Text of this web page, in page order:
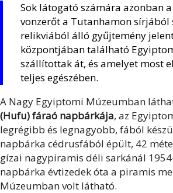
Sok látogató számára azonban
vonzerőt a Tutanhamon sírjából
relikviából álló gyűjtemény
központjában található
szállítottak át, és amelyet most
teljes egészében.
A Nagy Egyiptomi Múzeumban
(Hufu) fáraó napbárkája, az
legrégibb és legnagyobb, fából
napbárka cédrusfából épült, 42
gízai nagypiramis déli sarkánál
napbárka évtizedek óta a piramis
Múzeumban volt látható.